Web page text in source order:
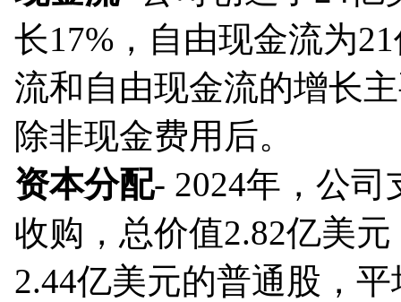
长17%，自由现金流为
流和自由现金流的增长
除非现金费用后。
资本分配- 2024年，公
收购，总价值2.82亿美
2.44亿美元的普通股，